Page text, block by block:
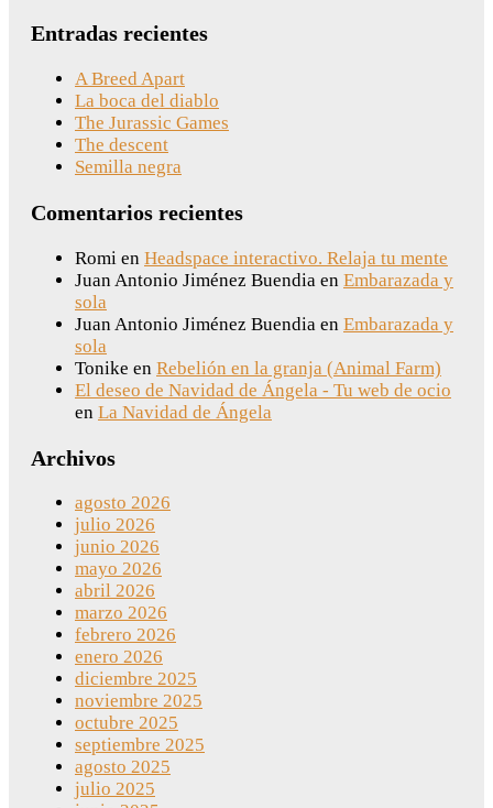
Entradas recientes
A Breed Apart
La boca del diablo
The Jurassic Games
The descent
Semilla negra
Comentarios recientes
Romi en Headspace interactivo. Relaja tu mente
Juan Antonio Jiménez Buendia en Embarazada y
sola
Juan Antonio Jiménez Buendia en Embarazada y
sola
Tonike en Rebelión en la granja (Animal Farm)
El deseo de Navidad de Ángela - Tu web de ocio
en La Navidad de Ángela
Archivos
agosto 2026
julio 2026
junio 2026
mayo 2026
abril 2026
marzo 2026
febrero 2026
enero 2026
diciembre 2025
noviembre 2025
octubre 2025
septiembre 2025
agosto 2025
julio 2025